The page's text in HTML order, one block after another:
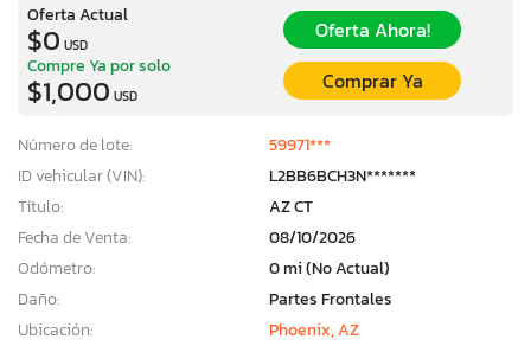
Oferta Actual
$0 USD
Oferta Ahora!
Compre Ya por solo
$1,000 USD
Comprar Ya
Número de lote:
59971***
ID vehicular (VIN):
L2BB6BCH3N*******
Título:
AZ CT
Fecha de Venta:
08/10/2026
Odómetro:
0 mi (No Actual)
Daño:
Partes Frontales
Ubicación:
Phoenix, AZ